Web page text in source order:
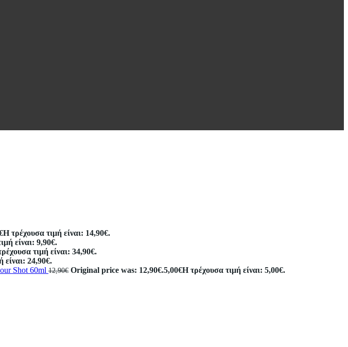
Η τρέχουσα τιμή είναι: 14,90€.
είναι: 9,90€.
τιμή είναι: 34,90€.
είναι: 24,90€.
Shot 60ml 12,90€ Original price was: 12,90€.5,00€Η τρέχουσα τιμή είναι: 5,00€.